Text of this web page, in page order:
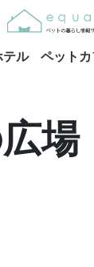
ル ペット
場